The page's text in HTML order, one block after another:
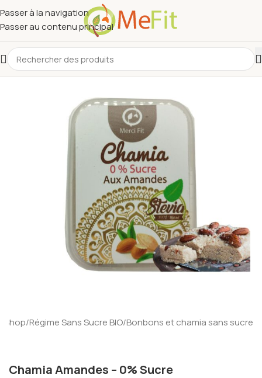
Passer à la navigation
Passer au contenu principal
Shop/Régime Sans Sucre BIO/Bonbons et chamia sans sucre
Chamia Amandes – 0% Sucre